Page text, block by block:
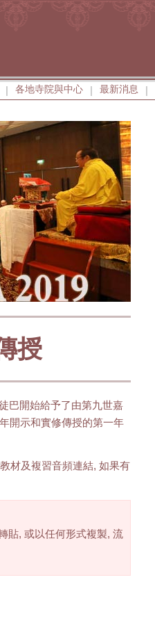
| 各地寺院與中心 | 最新消息 |
授
巴開始給予了由第九世嘉
開示和實修傳授的第一年
材及複習音頻連結, 如果有
貼, 或以任何形式複製, 流